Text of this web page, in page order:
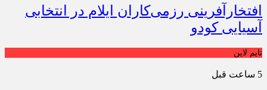
افتخارآفرینی رزمی‌کاران ایلام در انتخابی
آسیایی کودو
تایم لاین
5 ساعت قبل